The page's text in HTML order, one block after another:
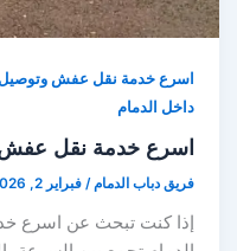
اسرع خدمة نقل عفش وتوصيل,
داخل الدمام
اسرع خدمة نقل عفش
فريق دباب الدمام/فبراير 2, 2026
إذا كنت تبحث عن اسرع